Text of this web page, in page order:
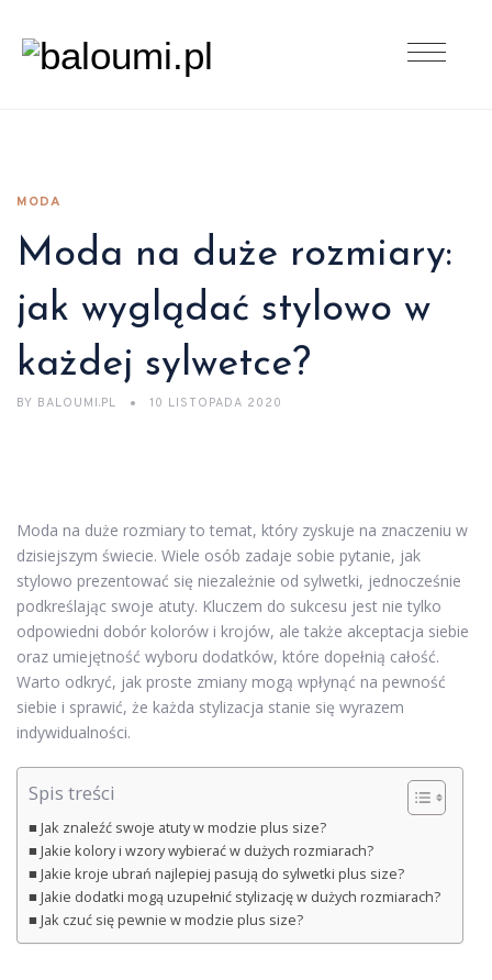
MODA
Moda na duże rozmiary:
jak wyglądać stylowo w
każdej sylwetce?
BY BALOUMI.PL 10 LISTOPADA 2020
Moda na duże rozmiary to temat, który zyskuje na znaczeniu w
dzisiejszym świecie. Wiele osób zadaje sobie pytanie, jak
stylowo prezentować się niezależnie od sylwetki, jednocześnie
podkreślając swoje atuty. Kluczem do sukcesu jest nie tylko
odpowiedni dobór kolorów i krojów, ale także akceptacja siebie
oraz umiejętność wyboru dodatków, które dopełnią całość.
Warto odkryć, jak proste zmiany mogą wpłynąć na pewność
siebie i sprawić, że każda stylizacja stanie się wyrazem
indywidualności.
Spis treści
Jak znaleźć swoje atuty w modzie plus size?
Jakie kolory i wzory wybierać w dużych rozmiarach?
Jakie kroje ubrań najlepiej pasują do sylwetki plus size?
Jakie dodatki mogą uzupełnić stylizację w dużych rozmiarach?
Jak czuć się pewnie w modzie plus size?